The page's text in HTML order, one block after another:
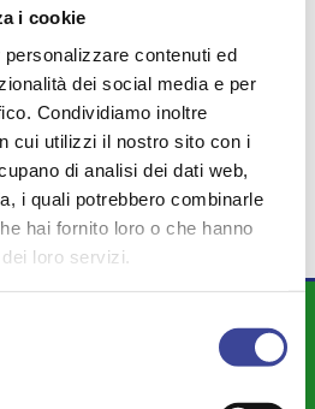
i cookie
contenuti ed
dei social media e per
Condividiamo inoltre
cui utilizzi il nostro sito con i
di analisi dei dati web,
i quali potrebbero combinarle
hai fornito loro o che hanno
loro servizi.
URBANA
,FONTANA
DI COMUNI,
,
,PROFUGHI